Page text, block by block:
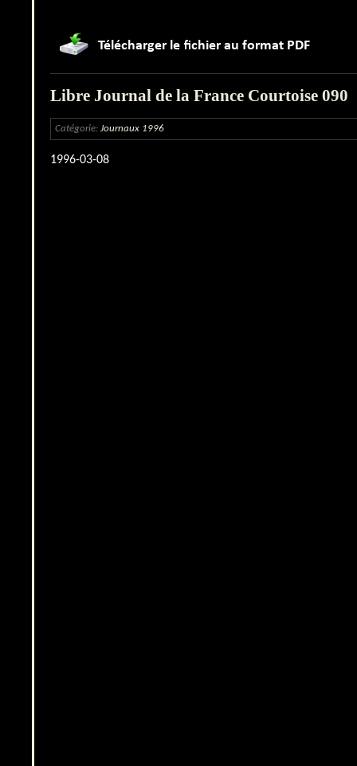
Libre Journal de la France Courtoise 090
Catégorie: Journaux 1996
1996-03-08